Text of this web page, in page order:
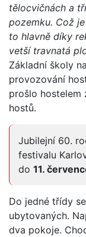
tělocvičnách a
pozemku. Což
to hlavně díky
vetší travnatá
Základní školy
provozování
prošlo
hostů.
Jubilejní 60.
festivalu
do 11.
Do jedné třídy
ubytovaných.
dva pokoje.